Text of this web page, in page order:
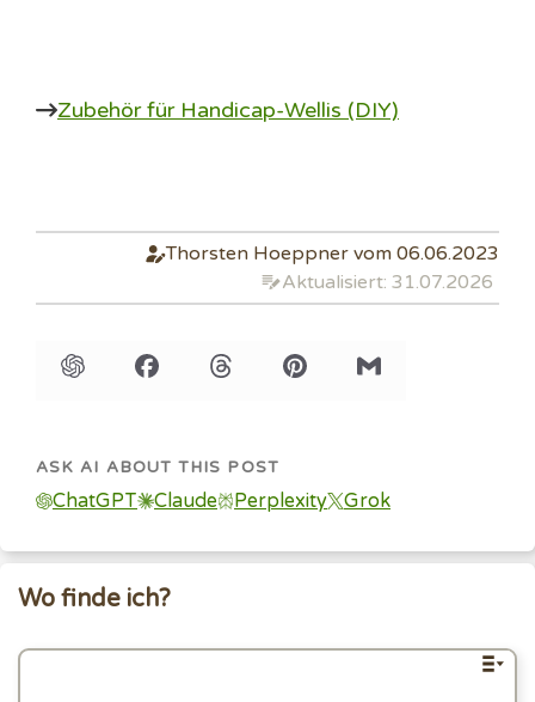
Zubehör für Handicap-Wellis (DIY)
Thorsten Hoeppner vom 06.06.2023
Aktualisiert: 31.07.2026
ASK AI ABOUT THIS POST
ChatGPT Claude Perplexity Grok
Wo finde ich?